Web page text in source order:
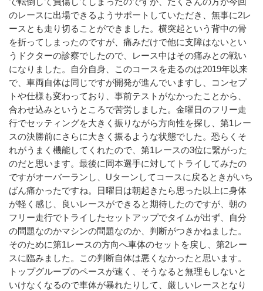
で転倒して負傷してしまったのですが、たくさんの方が今回
のレースに出場できるようサポートしていただき、無事に2レ
ースとも走り切ることができました。横突起という背中の骨
を折ってしまったのですが、痛みだけで他に支障はないとい
うドクターの診察でしたので、レース中はその痛みとの戦い
になりました。自分自身、このコースを走るのは2019年以来
で、車両自体は同じですが開発が進んでいますし、コンセプ
トや仕様も変わっており、事前テストがなかったことから、
合わせ込みというところで苦労しました。金曜日のフリー走
行でセッティングを大きく振りながら方向性を探し、第1レー
スの決勝前にさらに大きく振るような状態でした。恐らくそ
れがうまく機能してくれたので、第1レースの3位に繋がった
のだと思います。最後に岡本選手に対してトライしてみたの
ですがオーバーランし、Uターンしてコースに戻るときがいち
ばん痛かったですね。日曜日は朝起きたら思った以上に身体
が軽く感じ、良いレースができると期待したのですが、朝の
フリー走行でトライしたセットアップでタイムが出ず、自分
の問題なのかマシンの問題なのか、判断がつきかねました。
そのために第1レースの方向へ車体のセットを戻し、第2レー
スに臨みました。この判断自体は悪くなかったと思います。
トップグループのペースが速く、そうなると無理もしないと
いけなくなるので車体が暴れたりして、厳しいレースとなり